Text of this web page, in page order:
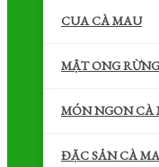
CUA CÀ MAU
MẬT ONG
MÓN NGON CÀ
ĐẶC SẢN CÀ